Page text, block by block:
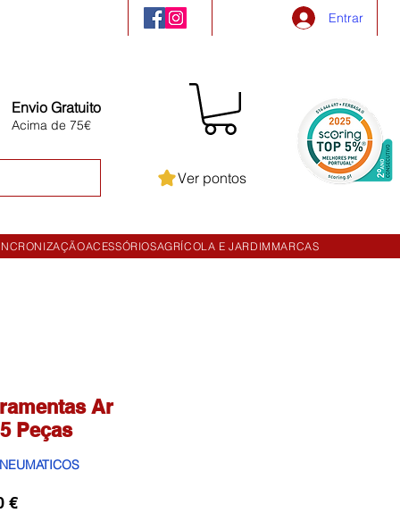
Entrar
Envio Gratuito
Acima de 75€
Ver pontos
ACESSÓRIOSAGRÍCOLA E JARDIM MARCAS
Ar
Peças
€Preço